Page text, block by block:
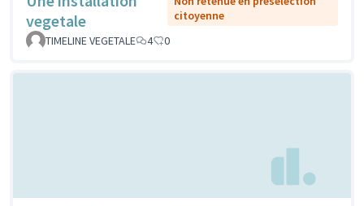
vegetale
citoyenne
TIMELINE VEGETALE
4 0